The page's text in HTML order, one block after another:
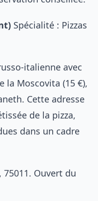
Spécialité : Pizzas
italienne avec
la Moscovita (15 €),
Cette adresse
de la pizza,
dans un cadre
Ouvert du